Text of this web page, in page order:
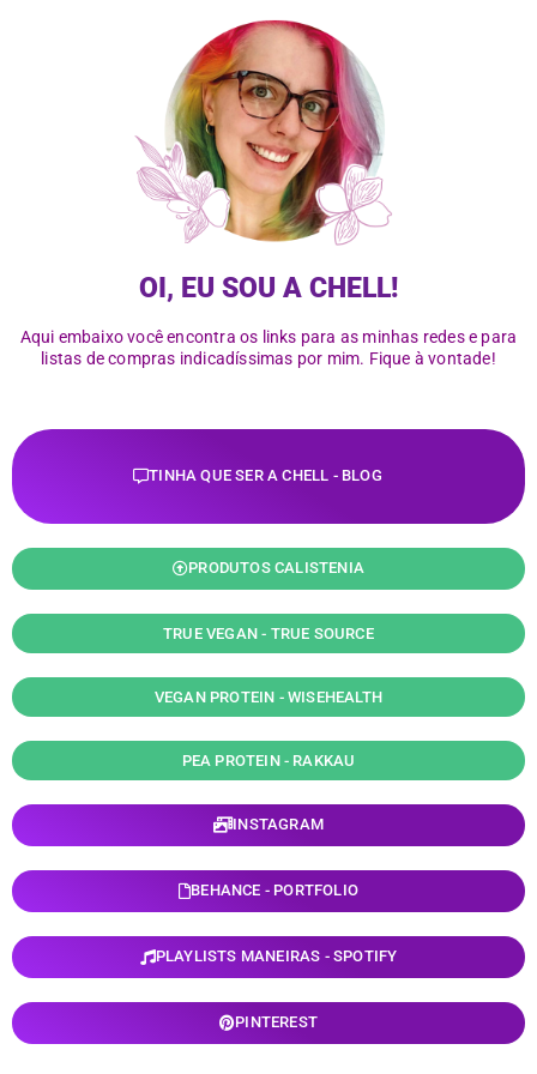
OI, EU SOU A CHELL!
Aqui embaixo você encontra os links para as minhas redes e para
listas de compras indicadíssimas por mim. Fique à vontade!
TINHA QUE SER A CHELL - BLOG
PRODUTOS CALISTENIA
TRUE VEGAN - TRUE SOURCE
VEGAN PROTEIN - WISEHEALTH
PEA PROTEIN - RAKKAU
INSTAGRAM
BEHANCE - PORTFOLIO
PLAYLISTS MANEIRAS - SPOTIFY
PINTEREST